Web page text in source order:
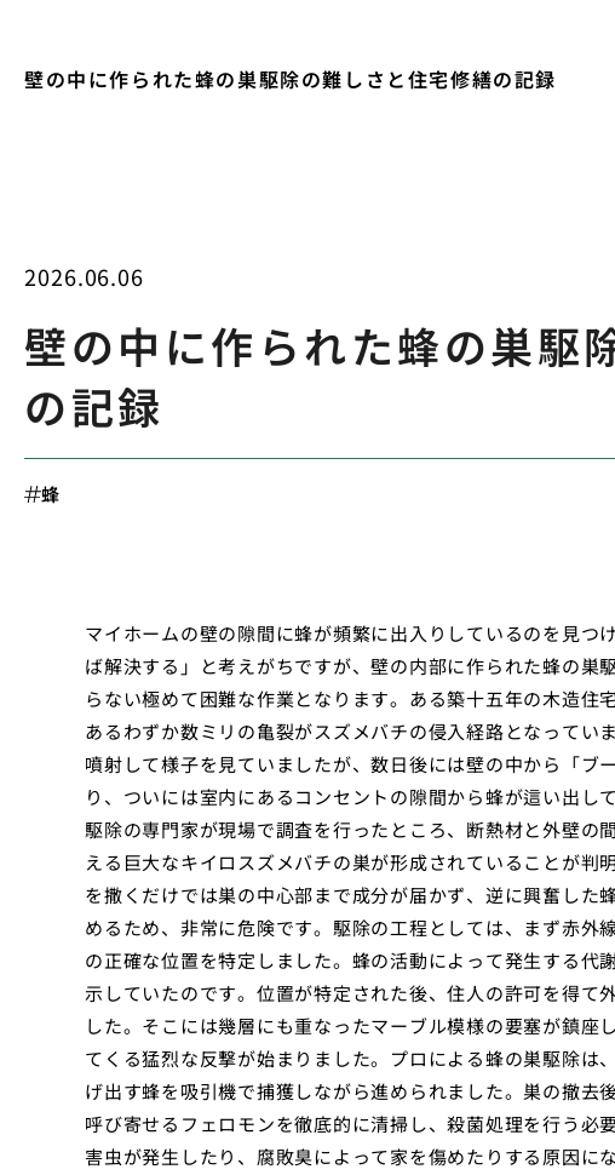
壁の中に作られた蜂の巣駆除の難しさと住宅修繕の記録
2026.06.06
壁の中に作られた蜂の巣駆
の記録
蜂
マイホームの壁の隙間に蜂が頻繁に出入りしているのを見つ
ば解決する」と考えがちですが、壁の内部に作られた蜂の巣
らない極めて困難な作業となります。ある築十五年の木造住
あるわずか数ミリの亀裂がスズメバチの侵入経路となってい
噴射して様子を見ていましたが、数日後には壁の中から「ブ
り、ついには室内にあるコンセントの隙間から蜂が這い出
駆除の専門家が現場で調査を行ったところ、断熱材と外壁の
える巨大なキイロスズメバチの巣が形成されていることが判
を撒くだけでは巣の中心部まで成分が届かず、逆に興奮した
めるため、非常に危険です。駆除の工程としては、まず赤外
の正確な位置を特定しました。蜂の活動によって発生する代
示していたのです。位置が特定された後、住人の許可を得て
した。そこには幾層にも重なったマーブル模様の要塞が鎮座
てくる猛烈な反撃が始まりました。プロによる蜂の巣駆除は
げ出す蜂を吸引機で捕獲しながら進められました。巣の撤去
呼び寄せるフェロモンを徹底的に清掃し、殺菌処理を行う必
害虫が発生したり、腐敗臭によって家を傷めたりする原因に